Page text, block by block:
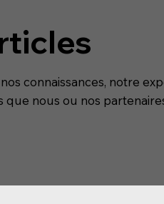
connaissances, notre
nous ou nos